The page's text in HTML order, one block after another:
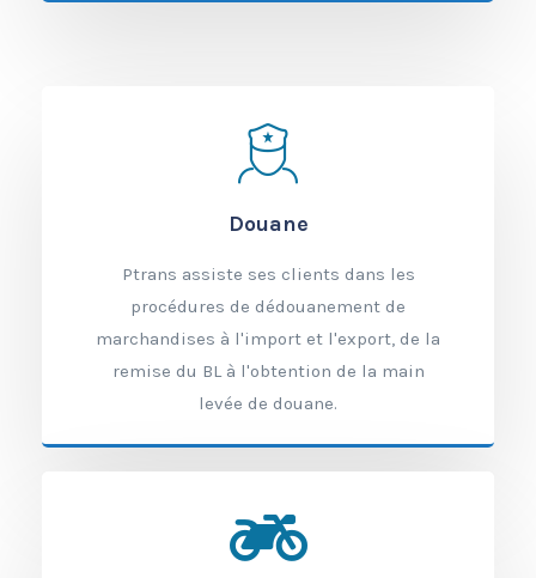
Douane
Ptrans assiste ses clients dans les
procédures de dédouanement de
marchandises à l'import et l'export, de la
remise du BL à l'obtention de la main
levée de douane.